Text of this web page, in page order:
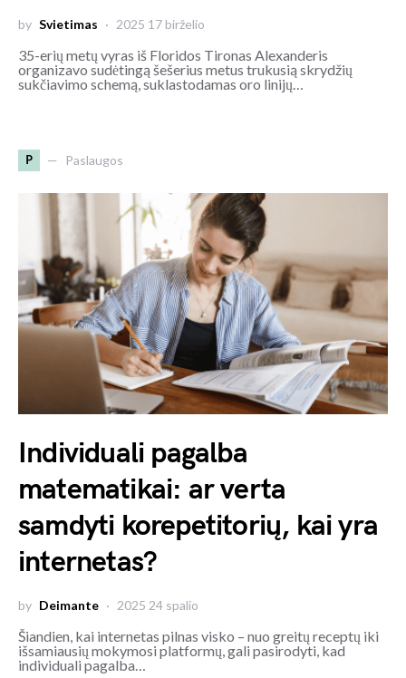
by Svietimas 2025 17 birželio
35-erių metų vyras iš Floridos Tironas Alexanderis
organizavo sudėtingą šešerius metus trukusią skrydžių
sukčiavimo schemą, suklastodamas oro linijų…
P Paslaugos
Individuali pagalba
matematikai: ar verta
samdyti korepetitorių, kai yra
internetas?
by Deimante 2025 24 spalio
Šiandien, kai internetas pilnas visko – nuo greitų receptų iki
išsamiausių mokymosi platformų, gali pasirodyti, kad
individuali pagalba…